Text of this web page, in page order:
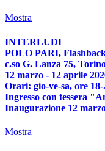
Mostra
INTERLUDI
POLO PARI,
c.so G. Lanza 75,
12 marzo - 12 aprile
Orari: gio-ve-sa, ore 18-
Ingresso con tessera
Inaugurazione 12
Mostra